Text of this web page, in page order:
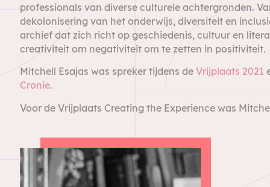
professionals van diverse culturele achtergronden.
dekolonisering van het onderwijs, diversiteit en
archief dat zich richt op geschiedenis, cultuur en
creativiteit om negativiteit om te zetten in positiviteit.
Mitchell Esajas was spreker tijdens deVrijplaats 2021
Cronie.
Voor de Vrijplaats Creating the Experience was